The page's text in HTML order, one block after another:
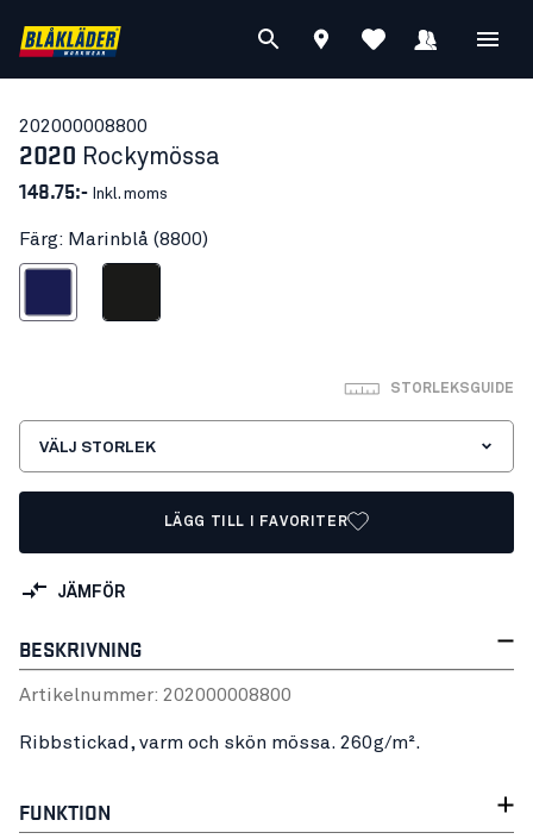
202000008800
2020 Rockymössa
148.75:- Inkl. moms
Färg: Marinblå (8800)
STORLEKSGUIDE
VÄLJ STORLEK
LÄGG TILL I FAVORITER
JÄMFÖR
BESKRIVNING
Artikelnummer: 202000008800
Ribbstickad, varm och skön mössa. 260g/m².
FUNKTION